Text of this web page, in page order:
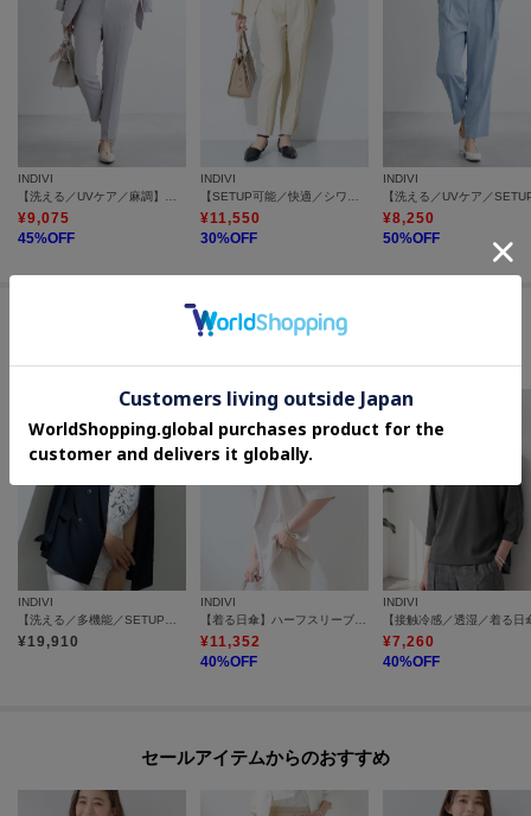
INDIVI
¥9,075
45%OFF
INDIVI
¥11,550
30%OFF
INDIVI
¥8,250
50%OFF
この商品を見た人はコチラの商品も
INDIVI
¥19,910
INDIVI
¥11,352
40%OFF
INDIVI
¥7,260
40%OFF
セールアイテムからのおすすめ